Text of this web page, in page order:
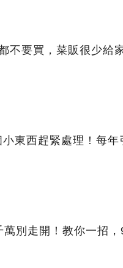
不要買，菜販很少給
東西趕緊處理！每
別走開！教你一招